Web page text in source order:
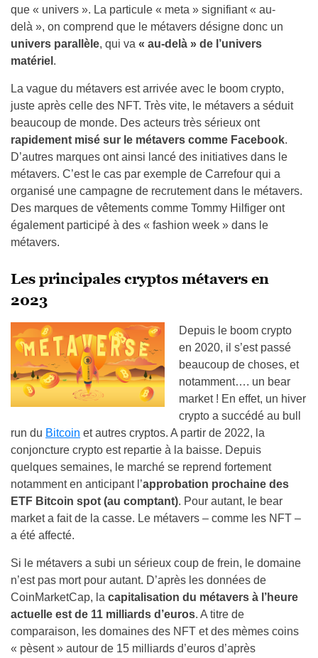
que « univers ». La particule « meta » signifiant « au-
delà », on comprend que le métavers désigne donc un
univers parallèle, qui va « au-delà » de l’univers
matériel .
La vague du métavers est arrivée avec le boom crypto,
juste après celle des NFT. Très vite, le métavers a séduit
beaucoup de monde. Des acteurs très sérieux ont
rapidement misé sur le métavers comme Facebook.
D’autres marques ont ainsi lancé des initiatives dans le
métavers. C’est le cas par exemple de Carrefour qui a
organisé une campagne de recrutement dans le métavers.
Des marques de vêtements comme Tommy Hilfiger ont
également participé à des « fashion week » dans le
métavers.
Les principales cryptos métavers en
2023
Depuis le boom crypto
en 2020, il s’est passé
beaucoup de choses, et
notamment…. un bear
market ! En effet, un hiver
crypto a succédé au bull
run du Bitcoin et autres cryptos. A partir de 2022, la
conjoncture crypto est repartie à la baisse. Depuis
quelques semaines, le marché se reprend fortement
notamment en anticipant l’approbation prochaine des
ETF Bitcoin spot (au comptant). Pour autant, le bear
market a fait de la casse. Le métavers – comme les NFT –
a été affecté.
Si le métavers a subi un sérieux coup de frein, le domaine
n’est pas mort pour autant. D’après les données de
CoinMarketCap, la capitalisation du métavers à l’heure
actuelle est de 11 milliards d’euros. A titre de
comparaison, les domaines des NFT et des mèmes coins
« pèsent » autour de 15 milliards d’euros d’après